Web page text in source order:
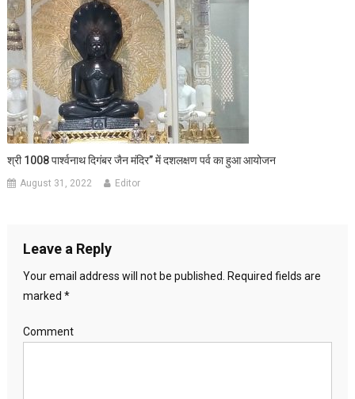
श्री 1008 पार्श्वनाथ दिगंबर जैन मंदिर” में दशलक्षण पर्व का हुआ आयोजन
August 31, 2022 Editor
Leave a Reply
Your email address will not be published.
Required fields are
marked *
Comment